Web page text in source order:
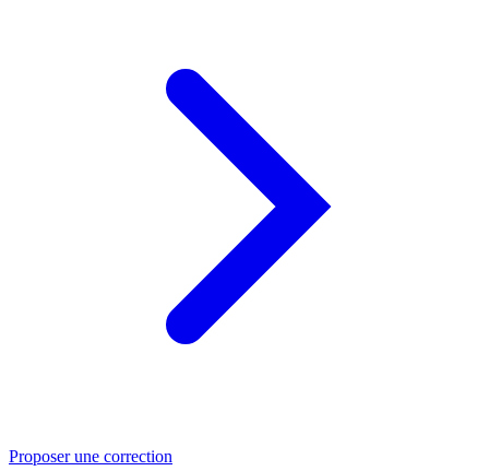
Proposer une correction